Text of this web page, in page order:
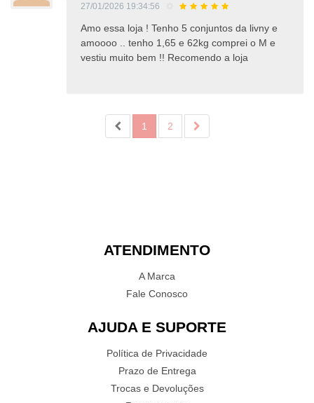
27/01/2026 19:34:56
Amo essa loja ! Tenho 5 conjuntos da livny e
amoooo .. tenho 1,65 e 62kg comprei o M e
vestiu muito bem !! Recomendo a loja
1 2
ATENDIMENTO
A Marca
Fale Conosco
AJUDA E SUPORTE
Política de Privacidade
Prazo de Entrega
Trocas e Devoluções